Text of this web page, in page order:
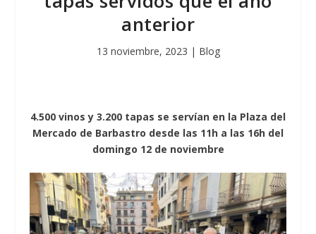
anterior
13 noviembre, 2023 | Blog
4.500 vinos y 3.200 tapas se servían en la Plaza del
Mercado de Barbastro desde las 11h a las 16h del
domingo 12 de noviembre